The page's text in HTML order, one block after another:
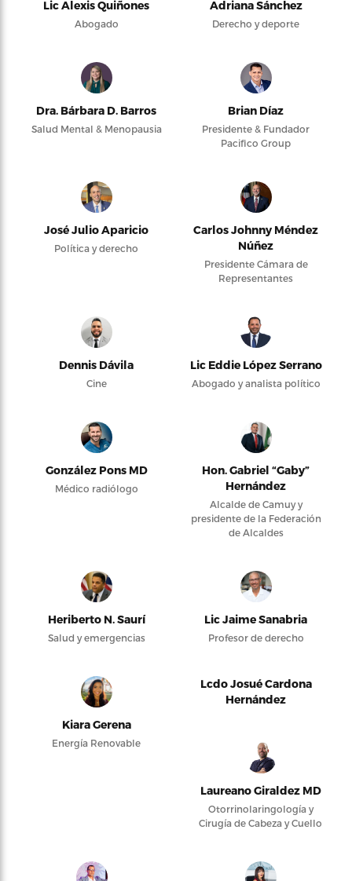
Lic Alexis Quiñones
Abogado
Adriana Sánchez
Derecho y deporte
Dra. Bárbara D. Barros
Salud Mental & Menopausia
Brian Díaz
Presidente & Fundador
Pacifico Group
José Julio Aparicio
Política y derecho
Carlos Johnny Méndez
Núñez
Presidente Cámara de
Representantes
Dennis Dávila
Cine
Lic Eddie López Serrano
Abogado y analista político
González Pons MD
Médico radiólogo
Hon. Gabriel “Gaby”
Hernández
Alcalde de Camuy y
presidente de la Federación
de Alcaldes
Heriberto N. Saurí
Salud y emergencias
Lic Jaime Sanabria
Profesor de derecho
Kiara Gerena
Energía Renovable
Lcdo Josué Cardona
Hernández
Laureano Giraldez MD
Otorrinolaringología y
Cirugía de Cabeza y Cuello